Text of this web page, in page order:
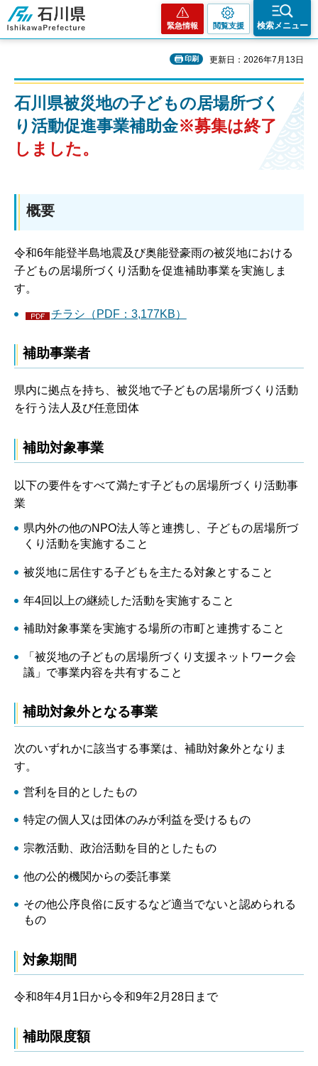
石川県
緊急情報 閲覧支援 検索メニュー
印刷 更新日：2026年7月13日
石川県被災地の子どもの居場所づく
り活動促進事業補助金※募集は終了
しました。
概要
令和6年能登半島地震及び奥能登豪雨の被災地における
子どもの居場所づくり活動を促進補助事業を実施しま
す。
チラシ（PDF：3,177KB）
補助事業者
県内に拠点を持ち、被災地で子どもの居場所づくり活動
を行う法人及び任意団体
補助対象事業
以下の要件をすべて満たす子どもの居場所づくり活動事
業
県内外の他のNPO法人等と連携し、子どもの居場所づ
くり活動を実施すること
被災地に居住する子どもを主たる対象とすること
年4回以上の継続した活動を実施すること
補助対象事業を実施する場所の市町と連携すること
「被災地の子どもの居場所づくり支援ネットワーク会
議」で事業内容を共有すること
補助対象外となる事業
次のいずれかに該当する事業は、補助対象外となりま
す。
営利を目的としたもの
特定の個人又は団体のみが利益を受けるもの
宗教活動、政治活動を目的としたもの
他の公的機関からの委託事業
その他公序良俗に反するなど適当でないと認められる
もの
対象期間
令和8年4月1日から令和9年2月28日まで
補助限度額